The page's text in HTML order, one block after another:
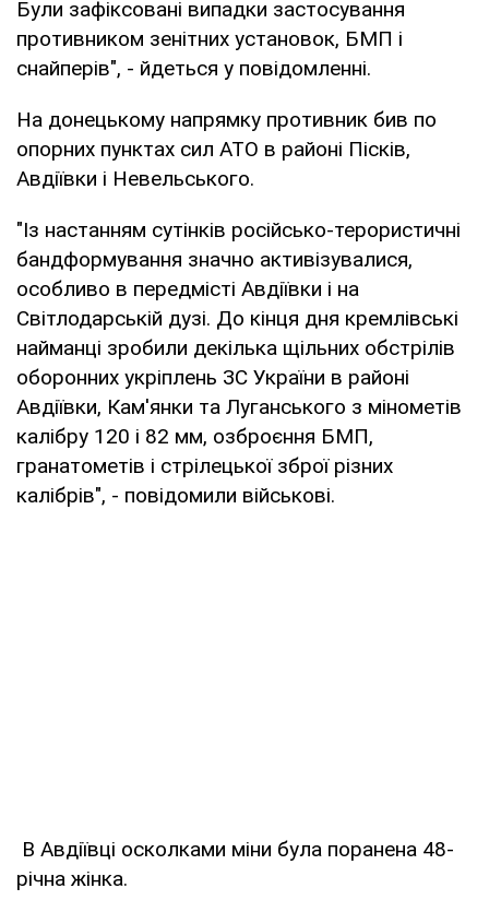
Були зафіксовані випадки застосування
противником зенітних установок, БМП і
снайперів", - йдеться у повідомленні.
На донецькому напрямку противник бив по
опорних пунктах сил АТО в районі Пісків,
Авдіївки і Невельського.
"Із настанням сутінків російсько-терористичні
бандформування значно активізувалися,
особливо в передмісті Авдіївки і на
Світлодарській дузі. До кінця дня кремлівські
найманці зробили декілька щільних обстрілів
оборонних укріплень ЗС України в районі
Авдіївки, Кам'янки та Луганського з мінометів
калібру 120 і 82 мм, озброєння БМП,
гранатометів і стрілецької зброї різних
калібрів", - повідомили військові.
В Авдіївці осколками міни була поранена 48-
річна жінка.